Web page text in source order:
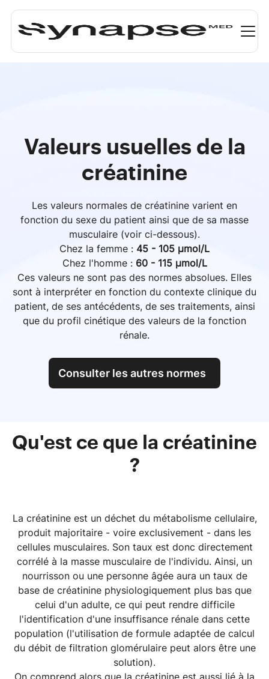
Valeurs usuelles de la
créatinine
Les valeurs normales de créatinine varient en
fonction du sexe du patient ainsi que de sa masse
musculaire (voir ci-dessous).
Chez la femme : 45 - 105 μmol/L
Chez l'homme : 60 - 115 μmol/L
Ces valeurs ne sont pas des normes absolues. Elles
sont à interpréter en fonction du contexte clinique du
patient, de ses antécédents, de ses traitements, ainsi
que du profil cinétique des valeurs de la fonction
rénale.
Consulter les autres normes
Qu'est ce que la créatinine
?
La créatinine est un déchet du métabolisme cellulaire,
produit majoritaire - voire exclusivement - dans les
cellules musculaires. Son taux est donc directement
corrélé à la masse musculaire de l'individu. Ainsi, un
nourrisson ou une personne âgée aura un taux de
base de créatinine physiologiquement plus bas que
celui d'un adulte, ce qui peut rendre difficile
l'identification d'une insuffisance rénale dans cette
population (l'utilisation de formule adaptée de calcul
du débit de filtration glomérulaire peut alors être une
solution).
On comprend alors que la créatinine est aussi lié à la